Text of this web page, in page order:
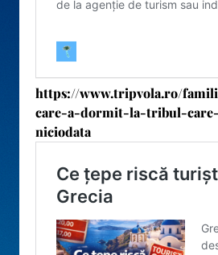
https://www.tripvola.ro/
care-a-dormit-la-tribul-
niciodata